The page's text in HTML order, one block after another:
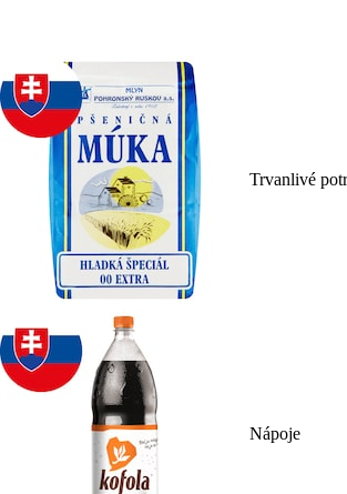
Trvanlivé
Nápoje